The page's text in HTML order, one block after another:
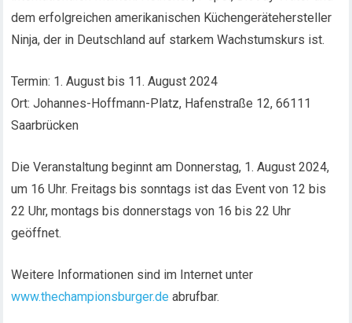
dem erfolgreichen amerikanischen Küchengerätehersteller
Ninja, der in Deutschland auf starkem Wachstumskurs ist.
Termin: 1. August bis 11. August 2024
Ort: Johannes-Hoffmann-Platz, Hafenstraße 12, 66111
Saarbrücken
Die Veranstaltung beginnt am Donnerstag, 1. August 2024,
um 16 Uhr. Freitags bis sonntags ist das Event von 12 bis
22 Uhr, montags bis donnerstags von 16 bis 22 Uhr
geöffnet.
Weitere Informationen sind im Internet unter
www.thechampionsburger.de abrufbar.